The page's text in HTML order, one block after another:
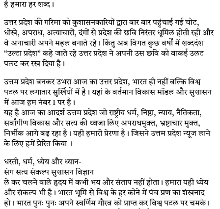
है हमारा हर शब्द।
उत्तर प्रदेश की गरिमा को कुशासनकारियों द्वारा बार बार पहुंचाई गई चोट,
धोखे, अपराध, अत्याचारों, दंगों से प्रदेश की छवि निरंतर धूमिल होती रही और
वे अनाचारी अपने महल बनाते रहे। किंतु अब विगत कुछ वर्षों में शब्ददंश
“उल्टा प्रदेश” कहे जाते रहे उत्तर प्रदेश ने अपनी उस छवि को वाकई उलट
पलट कर रख दिया है।
उत्तम प्रदेश बनकर उभरा आज का उत्तर प्रदेश, भारत ही नहीं बल्कि विश्व
पटल पर लगातार सुर्खियों में है। यहां के वर्तमान विकास मॉडल और सुशासन
में आज हम नंबर 1 पर है।
यह है आज का आदर्श उत्तम प्रदेश जो राष्ट्रीय धर्म, निष्ठा, न्याय, नैतिकता,
सर्वांगीण विकास और सत्य की ध्वजा लिए अपराधमुक्त, भ्रष्टाचार मुक्त,
निर्भीक आगे बढ़ रहा है। यही हमारी प्रेरणा है। जिसने उत्तम प्रदेश न्यूज लाने
के लिए हमें प्रेरित किया ।
धरती, धर्म, ध्येय और ध्यान-
संग सत्य संकल्प सुशासन विज्ञान
ले कर चलने वाले हृदय में कभी भय और संताप नहीं होता। हमारा यही ध्येय
और संकल्प भी है। भारत भूमि से विश्व के हर कोने में पंच प्रण का शंखनाद
हो। भारत पुनः पुनः अपने स्वर्णिम गौरव को प्राप्त कर विश्व पटल पर चमके।